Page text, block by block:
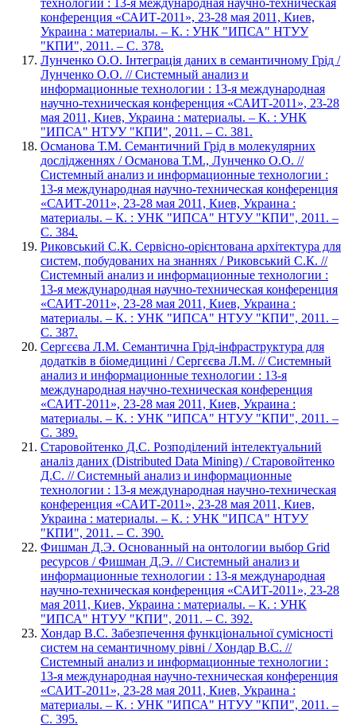
конференция «САИТ-2011», 23-28 мая 2011, Киев,
Украина : материалы. – К. : УНК "ИПСА" НТУУ
"КПИ", 2011. – С. 378.
Лунченко О.О. Інтеграція даних в семантичному Грід /
Лунченко О.О. // Системный анализ и
информационные технологии : 13-я международная
научно-техническая конференция «САИТ-2011», 23-28
мая 2011, Киев, Украина : материалы. – К. : УНК
"ИПСА" НТУУ "КПИ", 2011. – С. 381.
Османова Т.М. Семантичний Грід в молекулярних
дослідженнях / Османова Т.М., Лунченко О.О. //
Системный анализ и информационные технологии :
13-я международная научно-техническая конференция
«САИТ-2011», 23-28 мая 2011, Киев, Украина :
материалы. – К. : УНК "ИПСА" НТУУ "КПИ", 2011. –
С. 384.
Риковський С.К. Сервісно-орієнтована архітектура для
систем, побудованих на знаннях / Риковський С.К. //
Системный анализ и информационные технологии :
13-я международная научно-техническая конференция
«САИТ-2011», 23-28 мая 2011, Киев, Украина :
материалы. – К. : УНК "ИПСА" НТУУ "КПИ", 2011. –
С. 387.
Сергєєва Л.М. Семантична Грід-інфраструктура для
додатків в біомедицині / Сергєєва Л.М. // Системный
анализ и информационные технологии : 13-я
международная научно-техническая конференция
«САИТ-2011», 23-28 мая 2011, Киев, Украина :
материалы. – К. : УНК "ИПСА" НТУУ "КПИ", 2011. –
С. 389.
Старовойтенко Д.С. Розподілений інтелектуальний
аналіз даних (Distributed Data Mining) / Старовойтенко
Д.С. // Системный анализ и информационные
технологии : 13-я международная научно-техническая
конференция «САИТ-2011», 23-28 мая 2011, Киев,
Украина : материалы. – К. : УНК "ИПСА" НТУУ
"КПИ", 2011. – С. 390.
Фишман Д.Э. Основанный на онтологии выбор Grid
ресурсов / Фишман Д.Э. // Системный анализ и
информационные технологии : 13-я международная
научно-техническая конференция «САИТ-2011», 23-28
мая 2011, Киев, Украина : материалы. – К. : УНК
"ИПСА" НТУУ "КПИ", 2011. – С. 392.
Хондар В.С. Забезпечення функціональної сумісності
систем на семантичному рівні / Хондар В.С. //
Системный анализ и информационные технологии :
13-я международная научно-техническая конференция
«САИТ-2011», 23-28 мая 2011, Киев, Украина :
материалы. – К. : УНК "ИПСА" НТУУ "КПИ", 2011. –
С. 395.